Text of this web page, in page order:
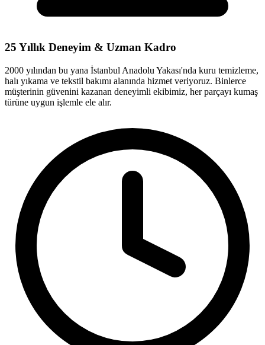
25 Yıllık Deneyim & Uzman Kadro
2000 yılından bu yana İstanbul Anadolu Yakası'nda kuru temizleme,
halı yıkama ve tekstil bakımı alanında hizmet veriyoruz. Binlerce
müşterinin güvenini kazanan deneyimli ekibimiz, her parçayı kumaş
türüne uygun işlemle ele alır.